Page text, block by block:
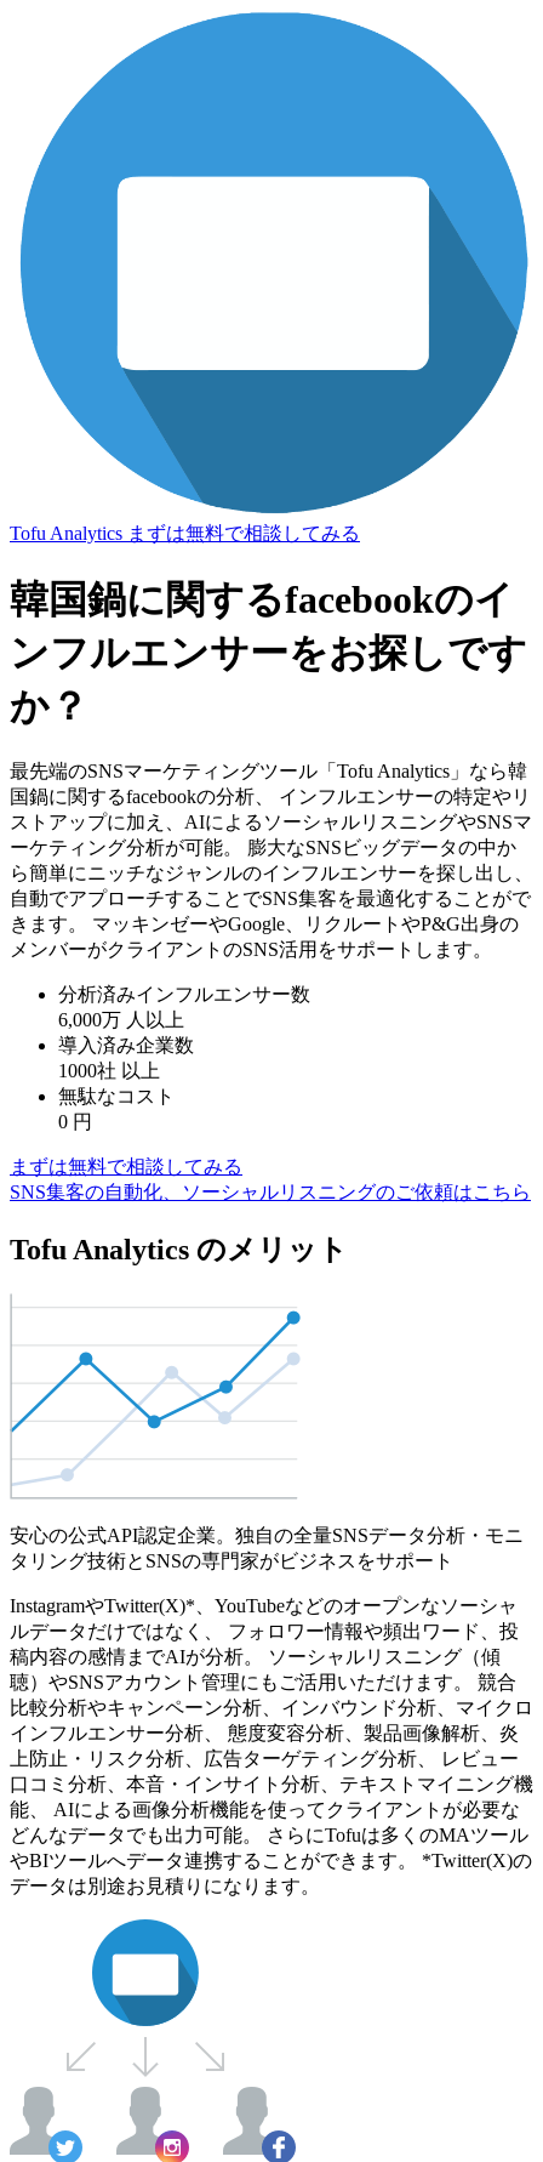
Tofu Analytics まずは無料で相談してみる
韓国鍋に関するfacebookのイ
ンフルエンサーをお探しです
か？
最先端のSNSマーケティングツール「Tofu Analytics」なら韓
国鍋に関するfacebookの分析、 インフルエンサーの特定やリ
ストアップに加え、AIによるソーシャルリスニングやSNSマ
ーケティング分析が可能。 膨大なSNSビッグデータの中か
ら簡単にニッチなジャンルのインフルエンサーを探し出し、
自動でアプローチすることでSNS集客を最適化することがで
きます。 マッキンゼーやGoogle、リクルートやP&G出身の
メンバーがクライアントのSNS活用をサポートします。
分析済みインフルエンサー数
6,000万 人以上
導入済み企業数
1000社 以上
無駄なコスト
0 円
まずは無料で相談してみる
SNS集客の自動化、ソーシャルリスニングのご依頼はこちら
Tofu Analytics のメリット
安心の公式API認定企業。独自の全量SNSデータ分析・モニ
タリング技術とSNSの専門家がビジネスをサポート
InstagramやTwitter(X)*、YouTubeなどのオープンなソーシャ
ルデータだけではなく、 フォロワー情報や頻出ワード、投
稿内容の感情までAIが分析。 ソーシャルリスニング（傾
聴）やSNSアカウント管理にもご活用いただけます。 競合
比較分析やキャンペーン分析、インバウンド分析、マイクロ
インフルエンサー分析、 態度変容分析、製品画像解析、炎
上防止・リスク分析、広告ターゲティング分析、 レビュー
口コミ分析、本音・インサイト分析、テキストマイニング機
能、 AIによる画像分析機能を使ってクライアントが必要な
どんなデータでも出力可能。 さらにTofuは多くのMAツール
やBIツールへデータ連携することができます。 *Twitter(X)の
データは別途お見積りになります。